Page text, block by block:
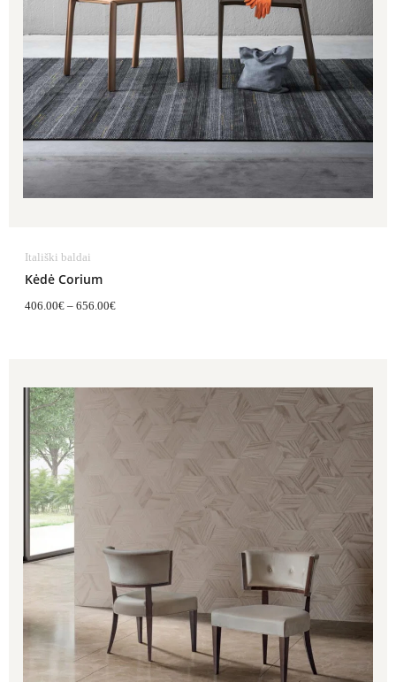
Itališki baldai
Kėdė Corium
406.00€ – 656.00€